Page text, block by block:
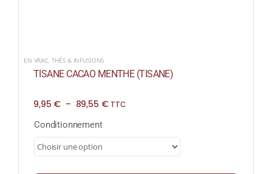
EN VRAC, THÉS & INFUSIONS
TISANE CACAO MENTHE (TISANE)
9,95 € – 89,55 €Plage
TTC
Conditionnement